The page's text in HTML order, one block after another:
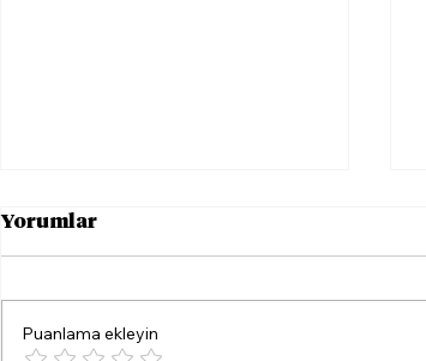
Yorumlar
Puanlama ekleyin